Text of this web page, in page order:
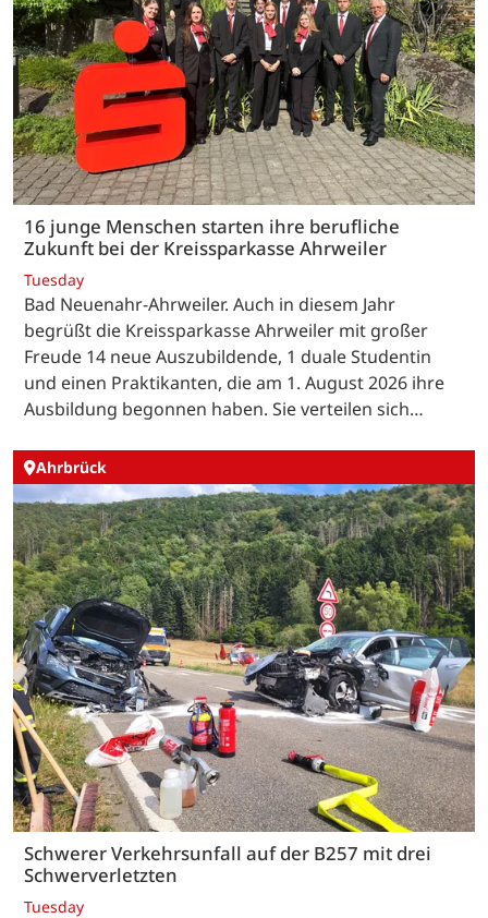
16 junge Menschen starten ihre berufliche
Zukunft bei der Kreissparkasse Ahrweiler
Tuesday
Bad Neuenahr-Ahrweiler. Auch in diesem Jahr
begrüßt die Kreissparkasse Ahrweiler mit großer
Freude 14 neue Auszubildende, 1 duale Studentin
und einen Praktikanten, die am 1. August 2026 ihre
Ausbildung begonnen haben. Sie verteilen sich…
Ahrbrück
Schwerer Verkehrsunfall auf der B257 mit drei
Schwerverletzten
Tuesday